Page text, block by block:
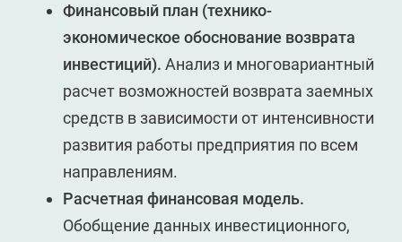
Финансовый план (технико-
экономическое обоснование возврата
инвестиций). Анализ и многовариантный
расчет возможностей возврата заемных
средств в зависимости от интенсивности
развития работы предприятия по всем
направлениям.
Расчетная финансовая модель.
Обобщение данных инвестиционного,